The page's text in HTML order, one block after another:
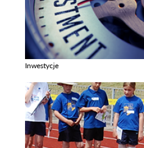
Inwestycje